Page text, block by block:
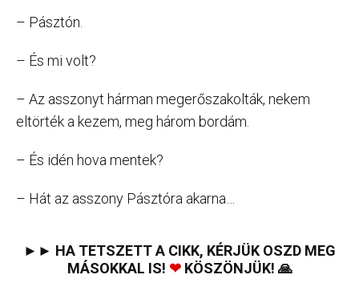
– Pásztón.
– És mi volt?
– Az asszonyt hárman megerőszakolták, nekem
eltörték a kezem, meg három bordám.
– És idén hova mentek?
– Hát az asszony Pásztóra akarna…
►► HA TETSZETT A CIKK, KÉRJÜK OSZD MEG
MÁSOKKAL IS! ❤KÖSZÖNJÜK! 🙏